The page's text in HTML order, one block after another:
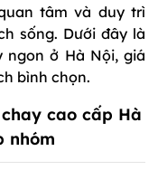
tâm và duy trì
sống. Dưới đây là
ngon ở Hà Nội, giá
bình chọn.
cao cấp Hà
nhóm